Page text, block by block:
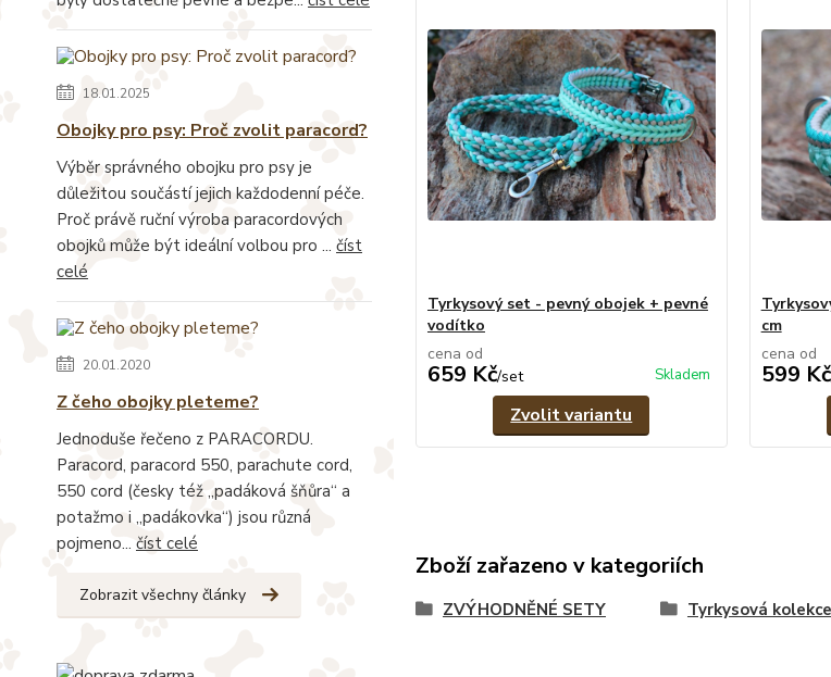
18.01.2025
Obojky pro psy: Proč zvolit paracord?
Výběr správného obojku pro psy je
důležitou součástí jejich každodenní péče.
Proč právě ruční výroba paracordových
obojků může být ideální volbou pro ... číst
celé
20.01.2020
Z čeho obojky pleteme?
Jednoduše řečeno z PARACORDU.
Paracord, paracord 550, parachute cord,
550 cord (česky též „padáková šňůra“ a
potažmo i „padákovka“) jsou různá
pojmeno... číst celé
Zobrazit všechny články
Tyrkysový set - pevný obojek + pevné
vodítko
cena od
659 Kč/set Skladem
Zvolit variantu
cm
cena od
599 Kč
Zboží zařazeno v kategoriích
ZVÝHODNĚNÉ SETY Tyrkysová kolekce